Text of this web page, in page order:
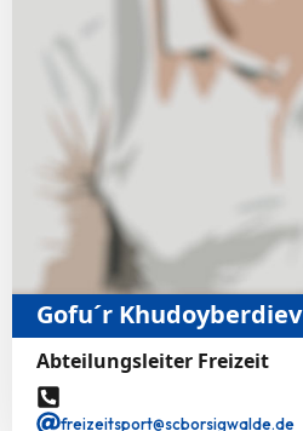
Gofu´r Khudoyberdiev
Abteilungsleiter Freizeit
freizeitsport@scborsigwalde.de